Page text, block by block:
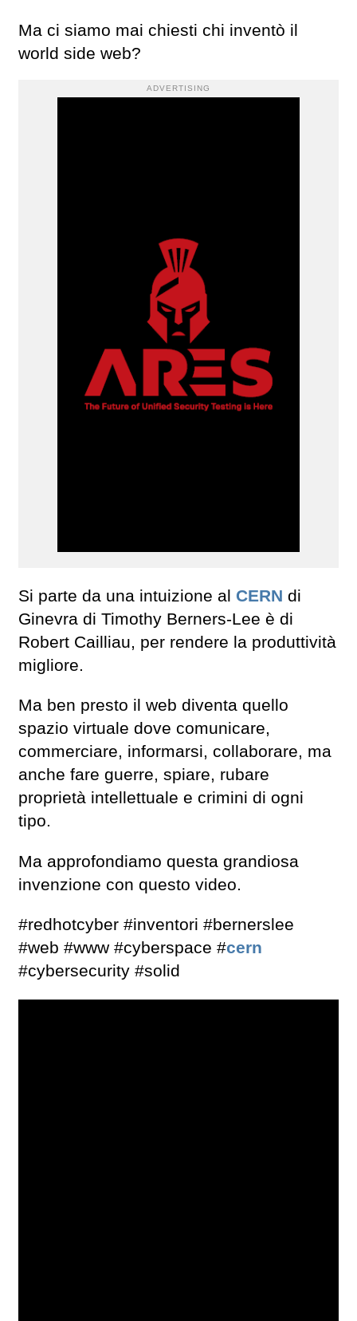
Ma ci siamo mai chiesti chi inventò il
world side web?
ADVERTISING
Si parte da una intuizione al CERN di
Ginevra di Timothy Berners-Lee è di
Robert Cailliau, per rendere la produttività
migliore.
Ma ben presto il web diventa quello
spazio virtuale dove comunicare,
commerciare, informarsi, collaborare, ma
anche fare guerre, spiare, rubare
proprietà intellettuale e crimini di ogni
tipo.
Ma approfondiamo questa grandiosa
invenzione con questo video.
#redhotcyber #inventori #bernerslee
#web #www #cyberspace #cern
#cybersecurity #solid